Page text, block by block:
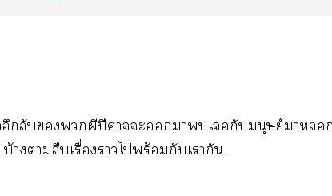
ลึกลับผีปีศาจะาเกับมนุษย์า
งาสืบเรื่องาไพร้อมกับเากัน